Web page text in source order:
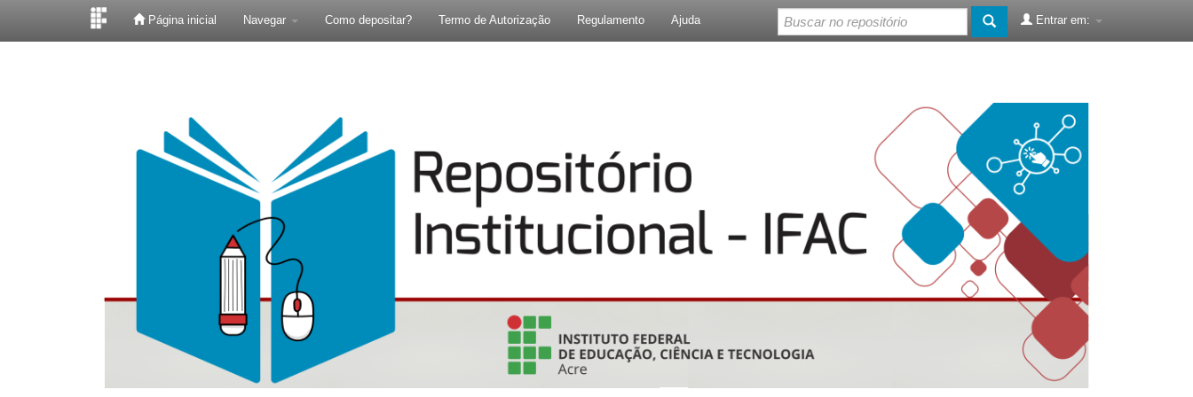
Página inicial Navegar Como depositar? Termo de Autorização Regulamento Ajuda Entrar em: